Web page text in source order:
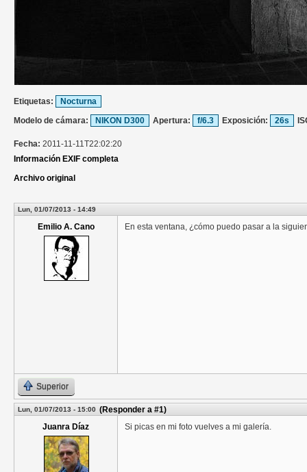
Etiquetas:
Nocturna
Modelo de cámara:
NIKON D300 Apertura: f/6.3 Exposición: 26s
Fecha: 2011-11-11T22:02:20
Información EXIF completa
Archivo original
Lun, 01/07/2013 - 14:49
Emilio A. Cano En esta ventana, ¿cómo puedo pasar a la
Superior
Lun, 01/07/2013 - 15:00 (Responder a #1)
Juanra Díaz
Si picas en mi foto vuelves a mi galería.